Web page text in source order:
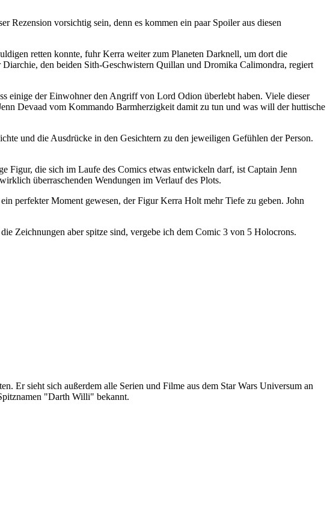
Rezension vorsichtig sein, denn es kommen ein paar Spoiler aus diesen
retten konnte, fuhr Kerra weiter zum Planeten Darknell, um dort die
den beiden Sith-Geschwistern Quillan und Dromika Calimondra, regiert
einige der Einwohner den Angriff von Lord Odion überlebt haben. Viele dieser
Devaad vom Kommando Barmherzigkeit damit zu tun und was will der huttische
und die Ausdrücke in den Gesichtern zu den jeweiligen Gefühlen der Person.
Figur, die sich im Laufe des Comics etwas entwickeln darf, ist Captain Jenn
überraschenden Wendungen im Verlauf des Plots.
perfekter Moment gewesen, der Figur Kerra Holt mehr Tiefe zu geben. John
Zeichnungen aber spitze sind, vergebe ich dem Comic 3 von 5 Holocrons.
Er sieht sich außerdem alle Serien und Filme aus dem Star Wars Universum an
"Darth Willi" bekannt.